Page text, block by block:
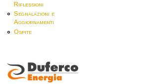
Riflessioni
Segnalazioni e
Aggiornamenti
Ospite